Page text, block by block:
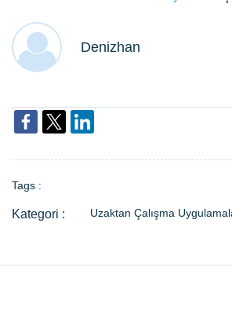
Denizhan
Tags :
Uzaktan Çalışma